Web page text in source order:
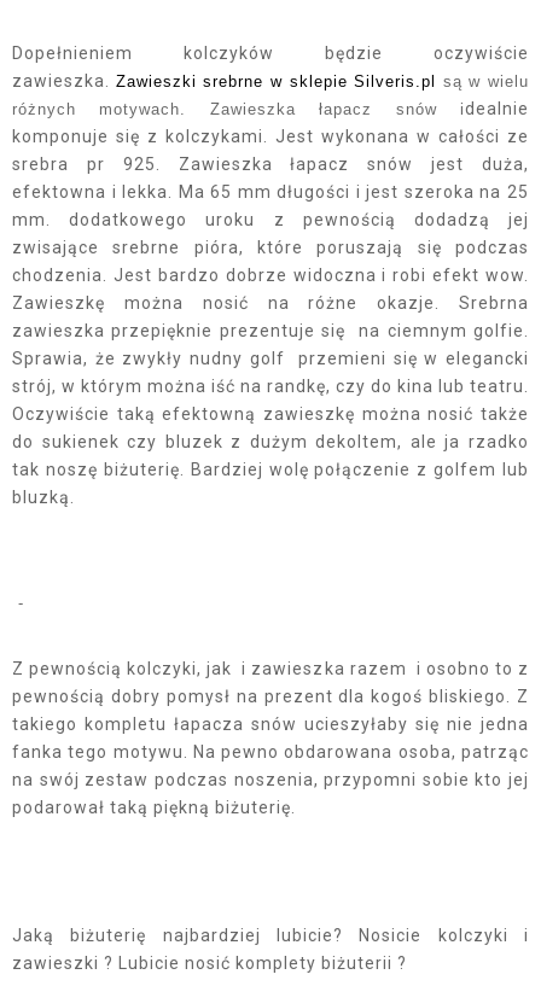
Dopełnieniem kolczyków będzie oczywiście
zawieszka. Zawieszki srebrne w sklepie Silveris.pl
są w wielu
różnych motywach. Zawieszka łapacz snów idealnie
komponuje się z kolczykami. Jest wykonana w całości ze
srebra pr 925. Zawieszka łapacz snów jest duża,
efektowna i lekka. Ma 65 mm długości i jest szeroka na 25
mm. dodatkowego uroku z pewnością dodadzą jej
zwisające srebrne pióra, które poruszają się podczas
chodzenia. Jest bardzo dobrze widoczna i robi efekt wow.
Zawieszkę można nosić na różne okazje. Srebrna
zawieszka przepięknie prezentuje się na ciemnym golfie.
Sprawia, że zwykły nudny golf przemieni się w elegancki
strój, w którym można iść na randkę, czy do kina lub teatru.
Oczywiście taką efektowną zawieszkę można nosić także
do sukienek czy bluzek z dużym dekoltem, ale ja rzadko
tak noszę biżuterię. Bardziej wolę połączenie z golfem lub
bluzką.
-
Z pewnością kolczyki, jak i zawieszka razem i osobno to z
pewnością dobry pomysł na prezent dla kogoś bliskiego. Z
takiego kompletu łapacza snów ucieszyłaby się nie jedna
fanka tego motywu. Na pewno obdarowana osoba, patrząc
na swój zestaw podczas noszenia, przypomni sobie kto jej
podarował taką piękną biżuterię.
Jaką biżuterię najbardziej lubicie? Nosicie kolczyki i
zawieszki ? Lubicie nosić komplety biżuterii ?